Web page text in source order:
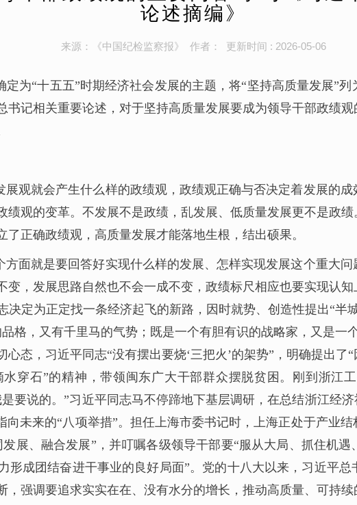
论述摘编》
来源：《中国纪检监察报》 作者： 更新时间 : 2026-05-06
为“十五五”时期经济社会发展的主题，将“坚持高质量发展”
书记相关重要论述，对于坚持高质量发展要成为领导干部政绩
观就会产生什么样的政绩观，政绩观正确与否决定着发展的
绩观的变革。不发展不是政绩，乱发展、低质量发展更不是政
正确政绩观，高质量发展才能落地生根，结出硕果。
面就是要回答好实现什么样的发展、怎样实现发展这个重大
，发展思路自然也不会一成不变，政绩标尺相应也要实现认
定为正定找一条经济起飞的新路，因时就势、创造性提出“半
格，又有千里马的气势；既是一个有胆有识的战略家，又是一
态，习近平同志“没有摆出要烧‘三把火’的架势”，明确提出
穿石”的精神，带领闽东广大干部群众摆脱贫困。刚到浙江
要说的。”习近平同志马不停蹄地下基层调研，在总结浙江经
向未来的“八项举措”。担任上海市委书记时，上海正处于产业
展、融合发展”，并叮嘱各级领导干部要“服从大局、抓住机
形成团结奋进干事业的良好局面”。党的十八大以来，习近平
，强调要追求实实在在、没有水分的增长，推动高质量、可持